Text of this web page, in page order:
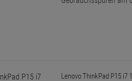
Lenovo ThinkPad P15 i7